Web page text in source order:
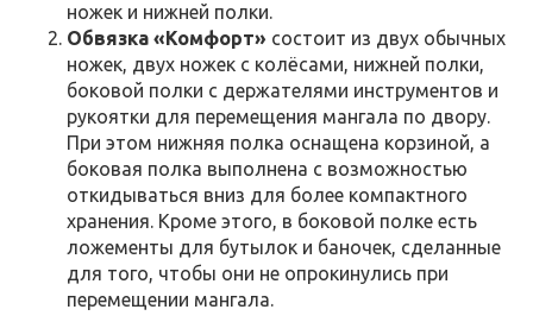
ножек и нижней полки.
Обвязка «Комфорт» состоит из двух обычных
ножек, двух ножек с колёсами, нижней полки,
боковой полки с держателями инструментов и
рукоятки для перемещения мангала по двору.
При этом нижняя полка оснащена корзиной, а
боковая полка выполнена с возможностью
откидываться вниз для более компактного
хранения. Кроме этого, в боковой полке есть
ложементы для бутылок и баночек, сделанные
для того, чтобы они не опрокинулись при
перемещении мангала.